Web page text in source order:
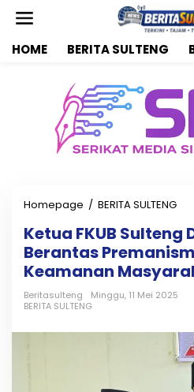
HOME BERITA SULTENG
Homepage / BERITA SULTENG
t
u
a
F
K
S
u
l
Ketua FKUB Sulteng
Berantas
Keamanan
Beritasulteng
Minggu, 11 Mei 2025
BERITA SULTENG